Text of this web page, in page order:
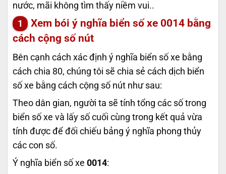
nước, mãi không tìm thấy niềm vui..
Xem bói ý nghĩa biển số xe 0014 bằng
cách cộng số nút
Bên cạnh cách xác định ý nghĩa biển số xe bằng
cách chia 80, chúng tôi sẽ chia sẻ cách dịch biển
số xe bằng cách cộng số nút như sau:
Theo dân gian, người ta sẽ tính tổng các số trong
biển số xe và lấy số cuối cùng trong kết quả vừa
tính được để đối chiếu bảng ý nghĩa phong thủy
các con số.
Ý nghĩa biển số xe 0014: